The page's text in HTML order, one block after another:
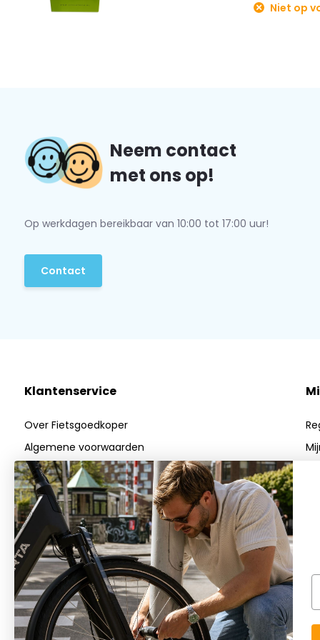
Stroomvoorziening: Dynamo & Magneten
Niet op
Neem contact
met ons op!
Op werkdagen bereikbaar van 10:00 tot 17:00 uur!
Contact
Klantenservice
Over Fietsgoedkoper
Algemene voorwaarden
Privacy Policy
Betaalmethoden
Verzenden & Retourneren
Klantenservice
FAQs
Blog